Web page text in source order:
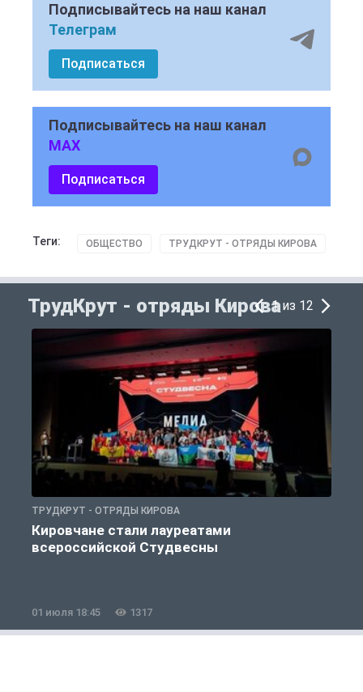
Подписывайтесь на наш канал
Телеграм
Подписаться
Подписывайтесь на наш канал
MAX
Подписаться
Теги: ОБЩЕСТВО ТРУДКРУТ - ОТРЯДЫ КИРОВА
ТрудКрут - отряды Кирова1 из 12
ТРУДКРУТ - ОТРЯДЫ КИРОВА
Кировчане стали лауреатами
всероссийской Студвесны
01 июля 18:45 1317